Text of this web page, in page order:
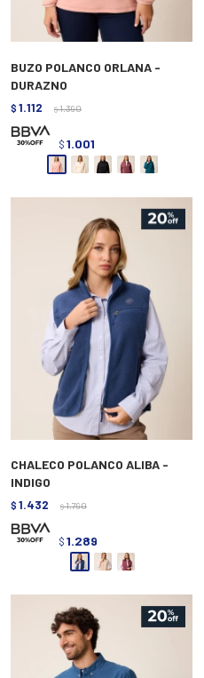
BUZO POLANCO ORLANA -
DURAZNO
$ 1.112 $ 1.390
$ 1.001
CHALECO POLANCO ALIBA -
INDIGO
$ 1.432 $ 1.790
$ 1.289